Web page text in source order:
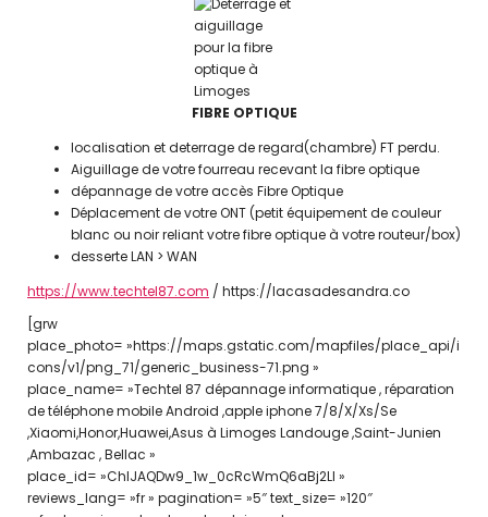
FIBRE OPTIQUE
localisation et deterrage de regard(chambre) FT perdu.
Aiguillage de votre fourreau recevant la fibre optique
dépannage de votre accès Fibre Optique
Déplacement de votre ONT (petit équipement de couleur
blanc ou noir reliant votre fibre optique à votre routeur/box)
desserte LAN > WAN
https://www.techtel87.com / https://lacasadesandra.co
[grw
place_photo= »https://maps.gstatic.com/mapfiles/place_api/i
cons/v1/png_71/generic_business-71.png »
place_name= »Techtel 87 dépannage informatique , réparation
de téléphone mobile Android ,apple iphone 7/8/X/Xs/Se
,Xiaomi,Honor,Huawei,Asus à Limoges Landouge ,Saint-Junien
,Ambazac , Bellac »
place_id= »ChIJAQDw9_1w_0cRcWmQ6aBj2LI »
reviews_lang= »fr » pagination= »5″ text_size= »120″